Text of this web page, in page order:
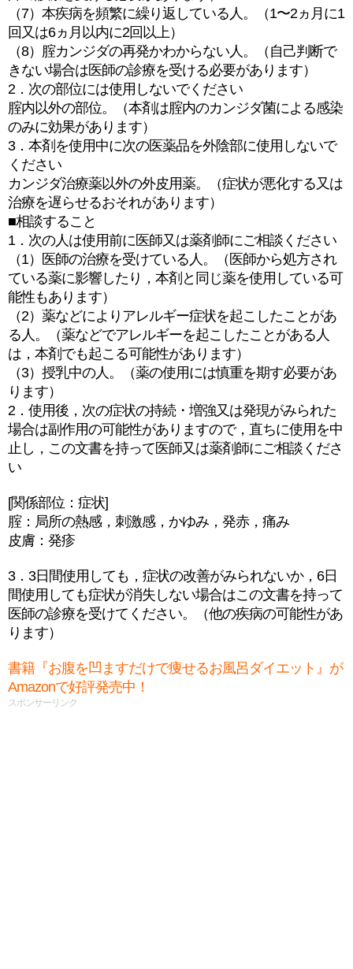
（7）本疾病を頻繁に繰り返している人。（1〜2ヵ月に1
回又は6ヵ月以内に2回以上）
（8）腟カンジダの再発かわからない人。（自己判断で
きない場合は医師の診療を受ける必要があります）
2．次の部位には使用しないでください
腟内以外の部位。（本剤は腟内のカンジダ菌による感染
のみに効果があります）
3．本剤を使用中に次の医薬品を外陰部に使用しないで
ください
カンジダ治療薬以外の外皮用薬。（症状が悪化する又は
治療を遅らせるおそれがあります）
■相談すること
1．次の人は使用前に医師又は薬剤師にご相談ください
（1）医師の治療を受けている人。（医師から処方され
ている薬に影響したり，本剤と同じ薬を使用している可
能性もあります）
（2）薬などによりアレルギー症状を起こしたことがあ
る人。（薬などでアレルギーを起こしたことがある人
は，本剤でも起こる可能性があります）
（3）授乳中の人。（薬の使用には慎重を期す必要があ
ります）
2．使用後，次の症状の持続・増強又は発現がみられた
場合は副作用の可能性がありますので，直ちに使用を中
止し，この文書を持って医師又は薬剤師にご相談くださ
い
[関係部位：症状]
腟：局所の熱感，刺激感，かゆみ，発赤，痛み
皮膚：発疹
3．3日間使用しても，症状の改善がみられないか，6日
間使用しても症状が消失しない場合はこの文書を持って
医師の診療を受けてください。（他の疾病の可能性があ
ります）
書籍『お腹を凹ますだけで痩せるお風呂ダイエット』が
Amazonで好評発売中！
スポンサーリンク